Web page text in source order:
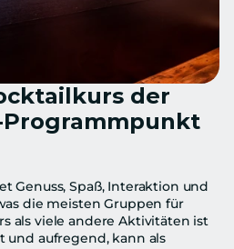
der
Genuss, Spaß, Interaktion und
die meisten Gruppen für
als viele andere Aktivitäten ist
aufregend, kann als